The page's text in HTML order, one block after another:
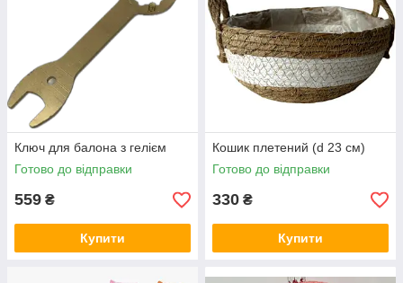
Ключ для балона з гелієм
Готово до відправки
559 ₴
Купити
Кошик плетений (d 23 см)
Готово до відправки
330 ₴
Купити